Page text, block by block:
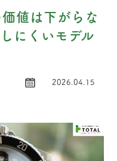
値は下がらな
にくいモデル
2026.04.15